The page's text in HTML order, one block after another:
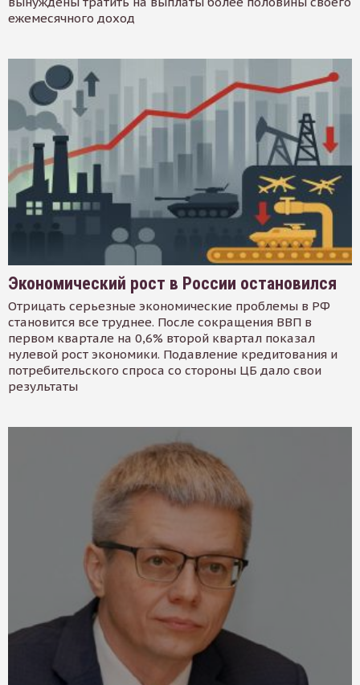
ежемесячного доход
Экономический рост в России остановился
Отрицать серьезные экономические проблемы в РФ
становится все труднее. После сокращения ВВП в
первом квартале на 0,6% второй квартал показал
нулевой рост экономики. Подавление кредитования и
потребительского спроса со стороны ЦБ дало свои
результаты